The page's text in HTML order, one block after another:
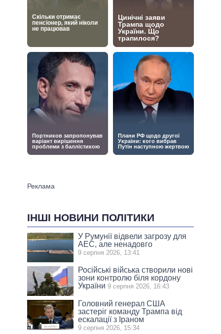
ІНШІ НОВИНИ ПОЛІТИКИ
У Румунії відвели загрозу для
АЕС, але ненадовго
9 серпня 2026, 13:41
Російські війська створили нові
зони контролю біля кордону
України 9 серпня 2026, 16:43
Головний генерал США
застеріг команду Трампа від
ескалації з Іраном
9 серпня 2026, 15:34